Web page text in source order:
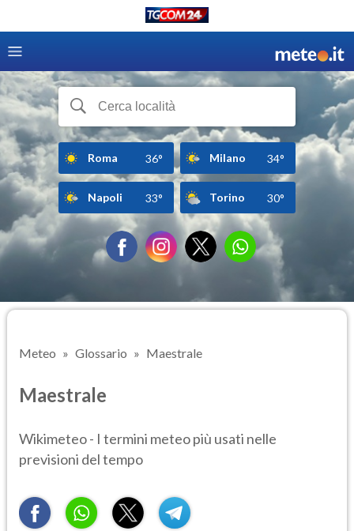
Roma 36° Milano 34°
Napoli 33° Torino 30°
Meteo Glossario Maestrale
Maestrale
Wikimeteo - I termini meteo più usati nelle
previsioni del tempo